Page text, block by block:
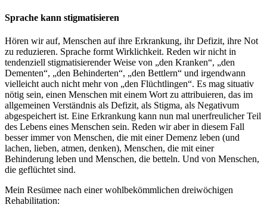
Sprache kann stigmatisieren
Hören wir auf, Menschen auf ihre Erkrankung, ihr Defizit, ihre Not
zu reduzieren. Sprache formt Wirklichkeit. Reden wir nicht in
tendenziell stigmatisierender Weise von „den Kranken“, „den
Dementen“, „den Behinderten“, „den Bettlern“ und irgendwann
vielleicht auch nicht mehr von „den Flüchtlingen“. Es mag situativ
nötig sein, einen Menschen mit einem Wort zu attribuieren, das im
allgemeinen Verständnis als Defizit, als Stigma, als Negativum
abgespeichert ist. Eine Erkrankung kann nun mal unerfreulicher Teil
des Lebens eines Menschen sein. Reden wir aber in diesem Fall
besser immer von Menschen, die mit einer Demenz leben (und
lachen, lieben, atmen, denken), Menschen, die mit einer
Behinderung leben und Menschen, die betteln. Und von Menschen,
die geflüchtet sind.
Mein Resümee nach einer wohlbekömmlichen dreiwöchigen
Rehabilitation: